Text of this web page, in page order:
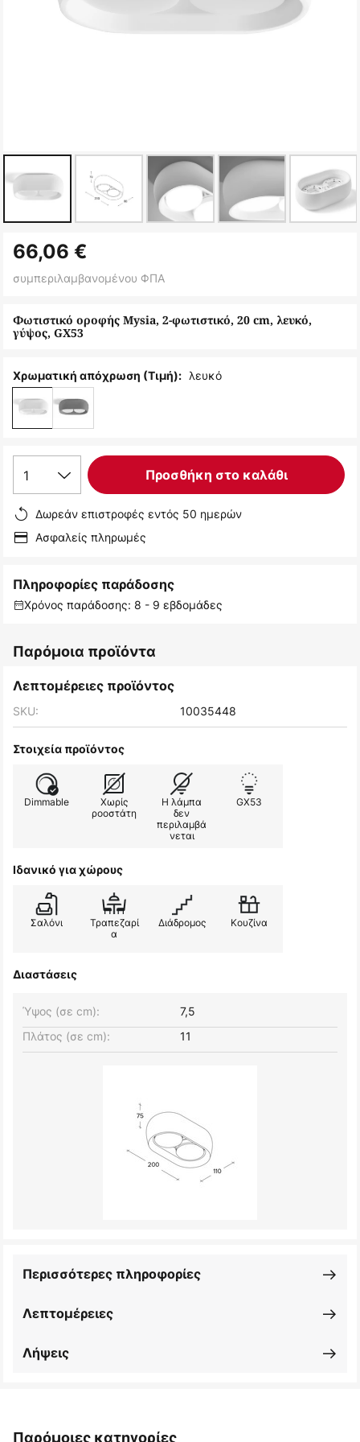
στην
αρχή
συλλογής
εικόνων
Φωτιστικό οροφής Mysia, 2-φωτιστικό, 20 cm, λευκό,
γύψος, GX53
66,06 €
συμπεριλαμβανομένου ΦΠΑ
Χρωματική απόχρωση (Τιμή): λευκό
1 Προσθήκη στο καλάθι
Δωρεάν επιστροφές εντός 50 ημερών
Ασφαλείς πληρωμές
Πληροφορίες παράδοσης
Χρόνος παράδοσης: 8 - 9 εβδομάδες
Παρόμοια προϊόντα
Λεπτομέρειες προϊόντος
SKU: 10035448
Στοιχεία προϊόντος
Dimmable
Χωρίς
ροοστάτη
Η λάμπα
δεν
περιλαμβά
νεται
GX53
Ιδανικό για χώρους
Σαλόνι
Τραπεζαρί
α
Διάδρομος Κουζίνα
Διαστάσεις
Πλάτος (σε cm): 11
Ύψος (σε cm): 7,5
Λεπτομέρειες
Περισσότερες πληροφορίες
Λήψεις
Παρόμοιες κατηγορίες